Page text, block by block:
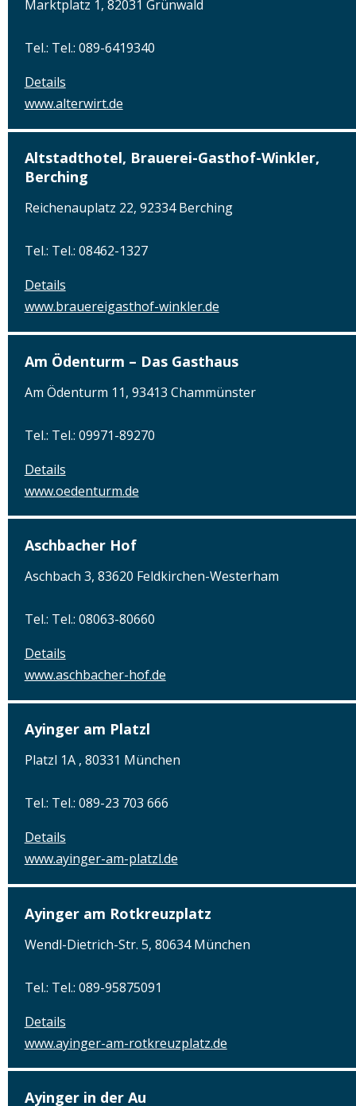
Marktplatz 1, 82031 Grünwald
Tel.: Tel.: 089-6419340
Details
www.alterwirt.de
Altstadthotel, Brauerei-Gasthof-Winkler,
Berching
Reichenauplatz 22, 92334 Berching
Tel.: Tel.: 08462-1327
Details
www.brauereigasthof-winkler.de
Am Ödenturm – Das Gasthaus
Am Ödenturm 11, 93413 Chammünster
Tel.: Tel.: 09971-89270
Details
www.oedenturm.de
Aschbacher Hof
Aschbach 3, 83620 Feldkirchen-Westerham
Tel.: Tel.: 08063-80660
Details
www.aschbacher-hof.de
Ayinger am Platzl
Platzl 1A , 80331 München
Tel.: Tel.: 089-23 703 666
Details
www.ayinger-am-platzl.de
Ayinger am Rotkreuzplatz
Wendl-Dietrich-Str. 5, 80634 München
Tel.: Tel.: 089-95875091
Details
www.ayinger-am-rotkreuzplatz.de
Ayinger in der Au